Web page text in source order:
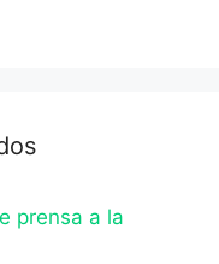
prensa a la